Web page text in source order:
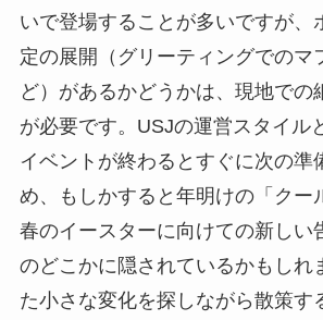
いで登場することが多いですが、
定の展開（グリーティングでのマ
ど）があるかどうかは、現地での
が必要です。USJの運営スタイル
イベントが終わるとすぐに次の準
め、もしかすると年明けの「クー
春のイースターに向けての新しい
のどこかに隠されているかもしれ
た小さな変化を探しながら散策す